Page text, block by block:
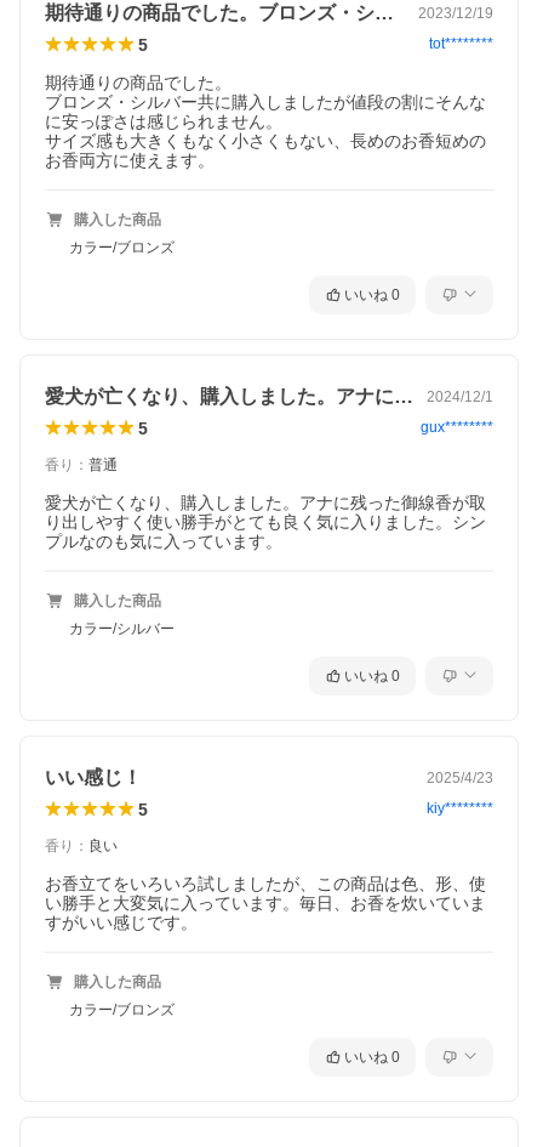
期待通りの商品でした。ブロンズ・シルバ… 2023/12/19
5 tot********
期待通りの商品でした。
ブロンズ・シルバー共に購入しましたが値段の割にそんな
に安っぽさは感じられません。
サイズ感も大きくもなく小さくもない、長めのお香短めの
お香両方に使えます。
購入した商品
カラー/ブロンズ
いいね 0
愛犬が亡くなり、購入しました。アナに残… 2024/12/1
5 gux********
香り ： 普通
愛犬が亡くなり、購入しました。アナに残った御線香が取
り出しやすく使い勝手がとても良く気に入りました。シン
プルなのも気に入っています。
購入した商品
カラー/シルバー
いいね 0
いい感じ！ 2025/4/23
5 kiy********
香り ： 良い
お香立てをいろいろ試しましたが、この商品は色、形、使
い勝手と大変気に入っています。毎日、お香を炊いていま
すがいい感じです。
購入した商品
カラー/ブロンズ
いいね 0